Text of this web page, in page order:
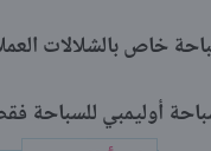
خاص بالشلالات
أوليمبي للسباحة